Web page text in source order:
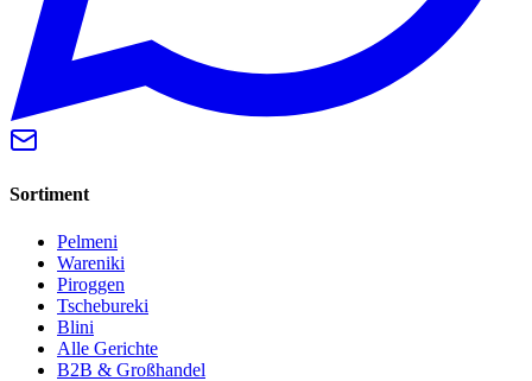
Sortiment
Pelmeni
Wareniki
Piroggen
Tschebureki
Blini
Alle Gerichte
B2B & Großhandel